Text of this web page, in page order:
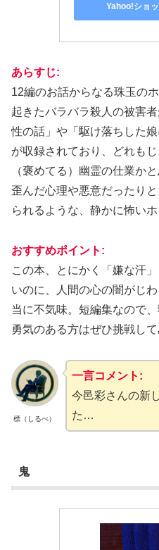
Yahoo!ショ
あらすじ:
12編のお話からなる珠玉の
起きたバラバラ殺人の被害
性の話」や「駆け落ちした
が収録されており、どれも
（褒めてる）幽霊の仕業か
歪んだ心理や悪意だったり
られるような、静かに怖いホ
おすすめポイント:
この本、とにかく「嫌な汗
いのに、人間の心の闇がじ
当に不気味。短編集なので
勇気のある方はぜひ挑戦して
標（しるべ）
一言コメント:
今邑彩さんの新
た…
鬼